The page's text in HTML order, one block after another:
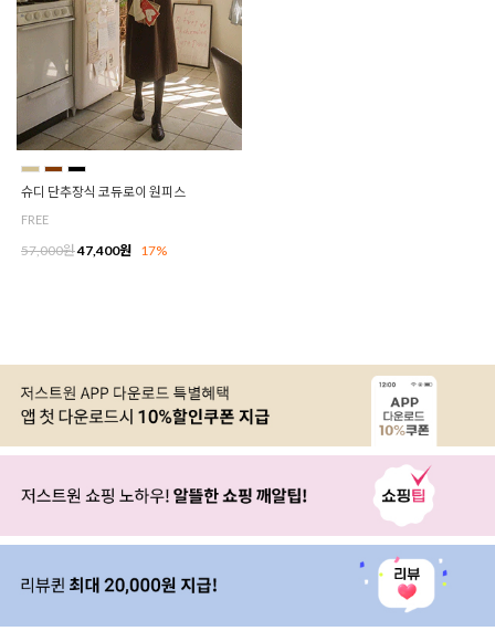
슈디 단추장식 코듀로이 원피스
FREE
57,000원47,400원 17%